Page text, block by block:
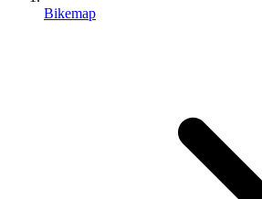
Bikemap